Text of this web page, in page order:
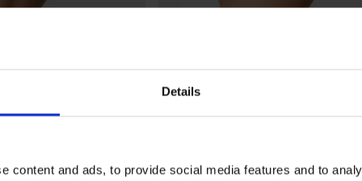
Details
content and ads, to provide social media features and to
Έκπτωση
19,19 €